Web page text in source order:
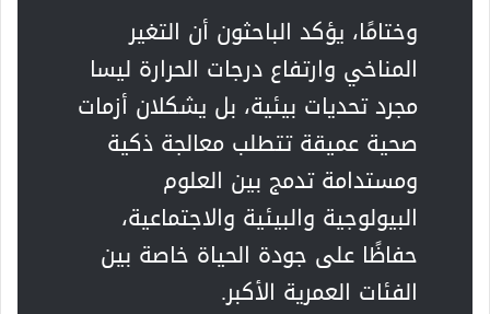
وختامًا، يؤكد الباحثون أن التغير
المناخي وارتفاع درجات الحرارة ليسا
مجرد تحديات بيئية، بل يشكلان أزمات
صحية عميقة تتطلب معالجة ذكية
ومستدامة تدمج بين العلوم
البيولوجية والبيئية والاجتماعية،
حفاظًا على جودة الحياة خاصة بين
الفئات العمرية الأكبر.